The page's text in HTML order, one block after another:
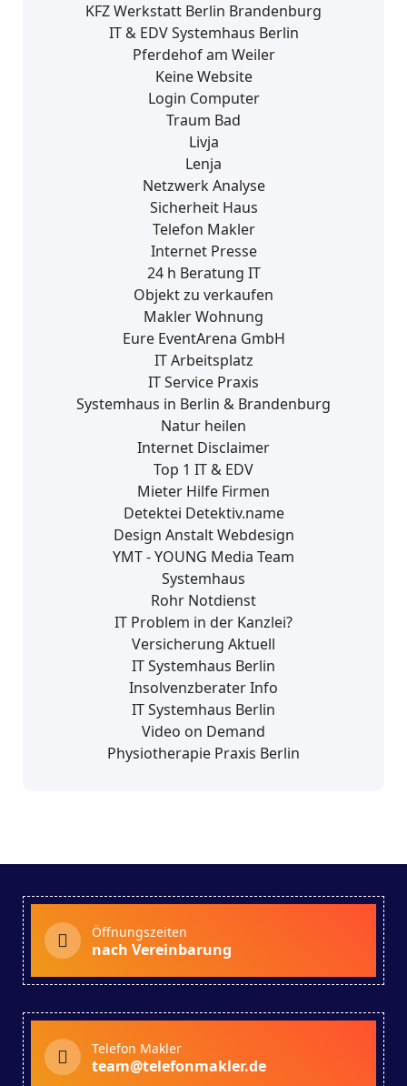
KFZ Werkstatt Berlin Brandenburg
IT & EDV Systemhaus Berlin
Pferdehof am Weiler
Keine Website
Login Computer
Traum Bad
Livja
Lenja
Netzwerk Analyse
Sicherheit Haus
Telefon Makler
Internet Presse
24 h Beratung IT
Objekt zu verkaufen
Makler Wohnung
Eure EventArena GmbH
IT Arbeitsplatz
IT Service Praxis
Systemhaus in Berlin & Brandenburg
Natur heilen
Internet Disclaimer
Top 1 IT & EDV
Mieter Hilfe Firmen
Detektei Detektiv.name
Design Anstalt Webdesign
YMT - YOUNG Media Team
Systemhaus
Rohr Notdienst
IT Problem in der Kanzlei?
Versicherung Aktuell
IT Systemhaus Berlin
Insolvenzberater Info
IT Systemhaus Berlin
Video on Demand
Physiotherapie Praxis Berlin
Öffnungszeiten
nach Vereinbarung
Telefon Makler
team@telefonmakler.de